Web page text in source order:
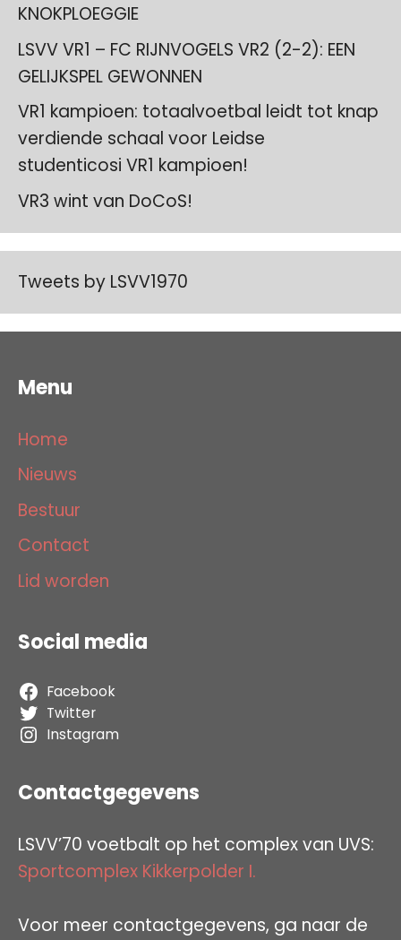
KNOKPLOEGGIE
LSVV VR1 – FC RIJNVOGELS VR2 (2-2): EEN
GELIJKSPEL GEWONNEN
VR1 kampioen: totaalvoetbal leidt tot knap
verdiende schaal voor Leidse
studenticosi VR1 kampioen!
VR3 wint van DoCoS!
Tweets by LSVV1970
Menu
Home
Nieuws
Bestuur
Contact
Lid worden
Social media
Facebook
Twitter
Instagram
Contactgegevens
LSVV’70 voetbalt op het complex van UVS:
Sportcomplex Kikkerpolder I.
Voor meer contactgegevens, ga naar de